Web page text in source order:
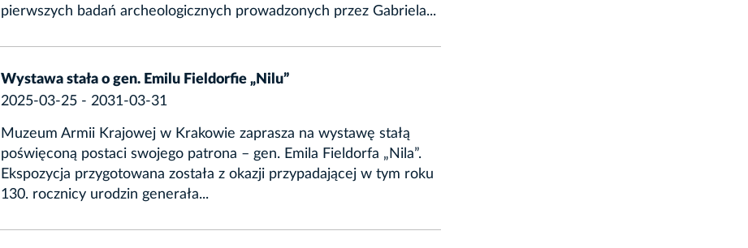
pierwszych badań archeologicznych prowadzonych przez Gabriela...
Wystawa stała o gen. Emilu Fieldorfie „Nilu”
2025-03-25 - 2031-03-31
Muzeum Armii Krajowej w Krakowie zaprasza na wystawę stałą
poświęconą postaci swojego patrona – gen. Emila Fieldorfa „Nila”.
Ekspozycja przygotowana została z okazji przypadającej w tym roku
130. rocznicy urodzin generała...